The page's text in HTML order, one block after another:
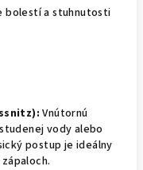
bolestí a stuhnutosti
Vnútornú
vody alebo
postup je ideálny